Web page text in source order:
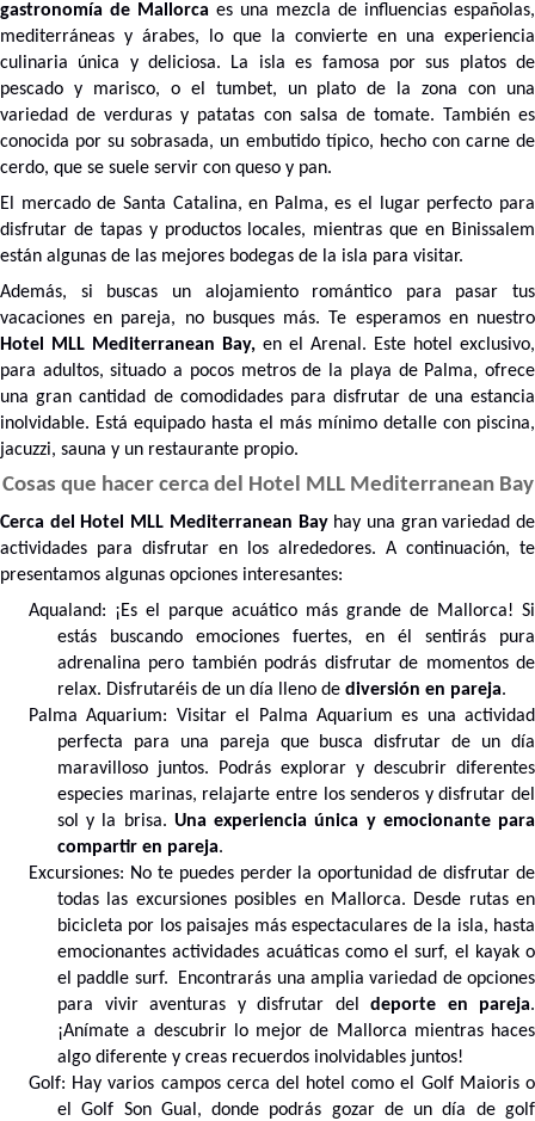
gastronomía de Mallorca es una mezcla de influencias españolas,
mediterráneas y árabes, lo que la convierte en una experiencia
culinaria única y deliciosa. La isla es famosa por sus platos de
pescado y marisco, o el tumbet, un plato de la zona con una
variedad de verduras y patatas con salsa de tomate. También es
conocida por su sobrasada, un embutido típico, hecho con carne de
cerdo, que se suele servir con queso y pan.
El mercado de Santa Catalina, en Palma, es el lugar perfecto para
disfrutar de tapas y productos locales, mientras que en Binissalem
están algunas de las mejores bodegas de la isla para visitar.
Además, si buscas un alojamiento romántico para pasar tus
vacaciones en pareja, no busques más. Te esperamos en nuestro
Hotel MLL Mediterranean Bay, en el Arenal. Este hotel exclusivo,
para adultos, situado a pocos metros de la playa de Palma, ofrece
una gran cantidad de comodidades para disfrutar de una estancia
inolvidable. Está equipado hasta el más mínimo detalle con piscina,
jacuzzi, sauna y un restaurante propio.
Cosas que hacer cerca del Hotel MLL Mediterranean Bay
Cerca del Hotel MLL Mediterranean Bay hay una gran variedad de
actividades para disfrutar en los alrededores. A continuación, te
presentamos algunas opciones interesantes:
Aqualand: ¡Es el parque acuático más grande de Mallorca! Si
estás buscando emociones fuertes, en él sentirás pura
adrenalina pero también podrás disfrutar de momentos de
relax. Disfrutaréis de un día lleno de diversión en pareja.
Palma Aquarium: Visitar el Palma Aquarium es una actividad
perfecta para una pareja que busca disfrutar de un día
maravilloso juntos. Podrás explorar y descubrir diferentes
especies marinas, relajarte entre los senderos y disfrutar del
sol y la brisa. Una experiencia única y emocionante para
compartir en pareja.
Excursiones: No te puedes perder la oportunidad de disfrutar de
todas las excursiones posibles en Mallorca. Desde rutas en
bicicleta por los paisajes más espectaculares de la isla, hasta
emocionantes actividades acuáticas como el surf, el kayak o
el paddle surf.
Encontrarás una amplia variedad de opciones
para vivir aventuras y disfrutar del deporte en pareja.
¡Anímate a descubrir lo mejor de Mallorca mientras haces
algo diferente y creas recuerdos inolvidables juntos!
Golf: Hay varios campos cerca del hotel como el Golf Maioris o
el Golf Son Gual, donde podrás gozar de un día de golf